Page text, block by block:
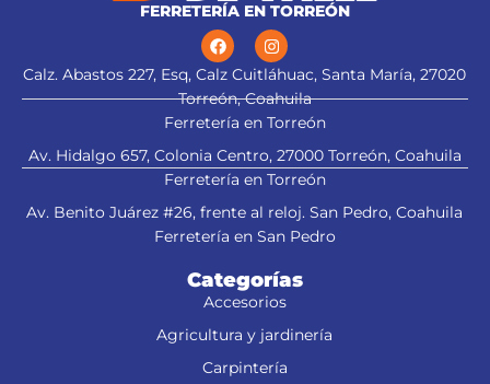
FERRETERÍA EN TORREÓN
Calz. Abastos 227, Esq, Calz Cuitláhuac, Santa María, 27020
Torreón, Coahuila
Ferretería en Torreón
Av. Hidalgo 657, Colonia Centro, 27000 Torreón, Coahuila
Ferretería en Torreón
Av. Benito Juárez #26, frente al reloj. San Pedro, Coahuila
Ferretería en San Pedro
Categorías
Accesorios
Agricultura y jardinería
Carpintería